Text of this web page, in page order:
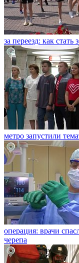
за переезд: как
метро запустили
операция: врачи
черепа